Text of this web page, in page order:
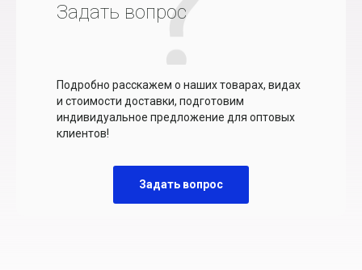
Задать вопрос
Подробно расскажем о наших товарах, видах
и стоимости доставки, подготовим
индивидуальное предложение для оптовых
клиентов!
Задать вопрос